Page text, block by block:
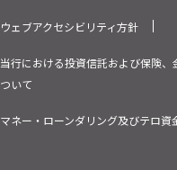
ウェブアクセシビリティ方針
当行における投資信託および保険
ついて
マネー・ローンダリング及びテロ